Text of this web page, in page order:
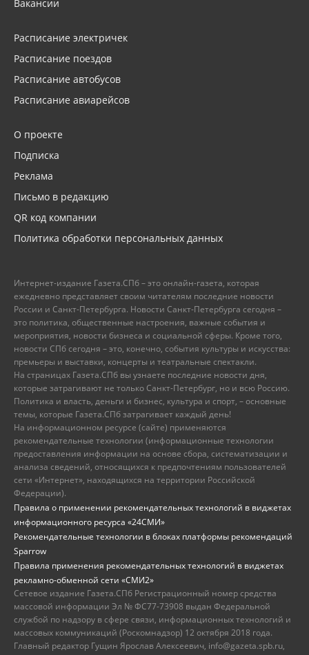
Вакансии
Расписание электричек
Расписание поездов
Расписание автобусов
Расписание авиарейсов
О проекте
Подписка
Реклама
Письмо в редакцию
QR код компании
Политика обработки персональных данных
Интернет-издание Газета.СПб – это онлайн-газета, которая
ежедневно представляет своим читателям последние новости
России и Санкт-Петербурга. Новости Санкт-Петербурга сегодня –
это политика, общественные настроения, важные события и
мероприятия, новости бизнеса и социальной сферы. Кроме того,
новости СПб сегодня – это, конечно, события культуры и искусства:
премьеры и выставки, концерты и театральные спектакли.
На страницах Газета.СПб вы узнаете последние новости дня,
которые затрагивают не только Санкт-Петербург, но и всю Россию.
Политика и власть, деньги и бизнес, культура и спорт, – основные
темы, которые Газета.СПб затрагивает каждый день!
На информационном ресурсе (сайте) применяются
рекомендательные технологии (информационные технологии
предоставления информации на основе сбора, систематизации и
анализа сведений, относящихся к предпочтениям пользователей
сети «Интернет», находящихся на территории Российской
Федерации).
Правила о применении рекомендательных технологий в виджетах
информационного ресурса «24СМИ»
Рекомендательные технологии в блоках платформы рекомендаций
Sparrow
Правила применения рекомендательных технологий в виджетах
рекламно-обменной сети «СМИ2»
Сетевое издание Газета.СПб Регистрационный номер средства
массовой информации Эл № ФС77-73908 выдан Федеральной
службой по надзору в сфере связи, информационных технологий и
массовых коммуникаций (Роскомнадзор) 12 октября 2018 года.
Главный редактор Гущин Ярослав Алексеевич, info@gazeta.spb.ru,